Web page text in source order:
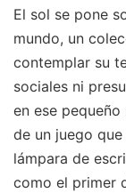
El sol se pone
mundo, un
contemplar su
sociales ni
en ese
de un juego
lámpara de
como el primer